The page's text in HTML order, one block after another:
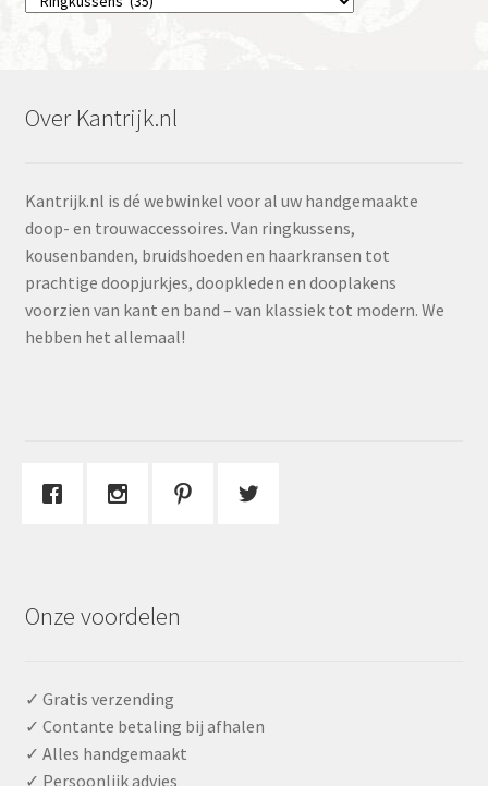
Over Kantrijk.nl
Kantrijk.nl is dé webwinkel voor al uw handgemaakte
doop- en trouwaccessoires. Van ringkussens,
kousenbanden, bruidshoeden en haarkransen tot
prachtige doopjurkjes, doopkleden en dooplakens
voorzien van kant en band – van klassiek tot modern. We
hebben het allemaal!
Onze voordelen
✓ Gratis verzending
✓ Contante betaling bij afhalen
✓ Alles handgemaakt
✓ Persoonlijk advies